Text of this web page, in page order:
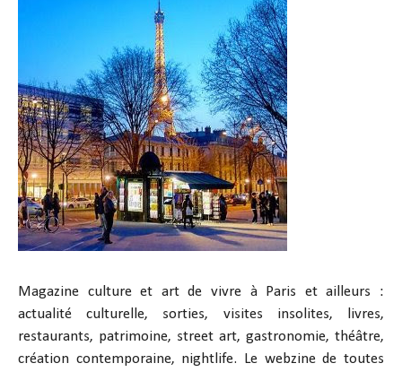
Magazine culture et art de vivre à Paris et ailleurs :
actualité culturelle, sorties, visites insolites, livres,
restaurants, patrimoine, street art, gastronomie, théâtre,
création contemporaine, nightlife. Le webzine de toutes